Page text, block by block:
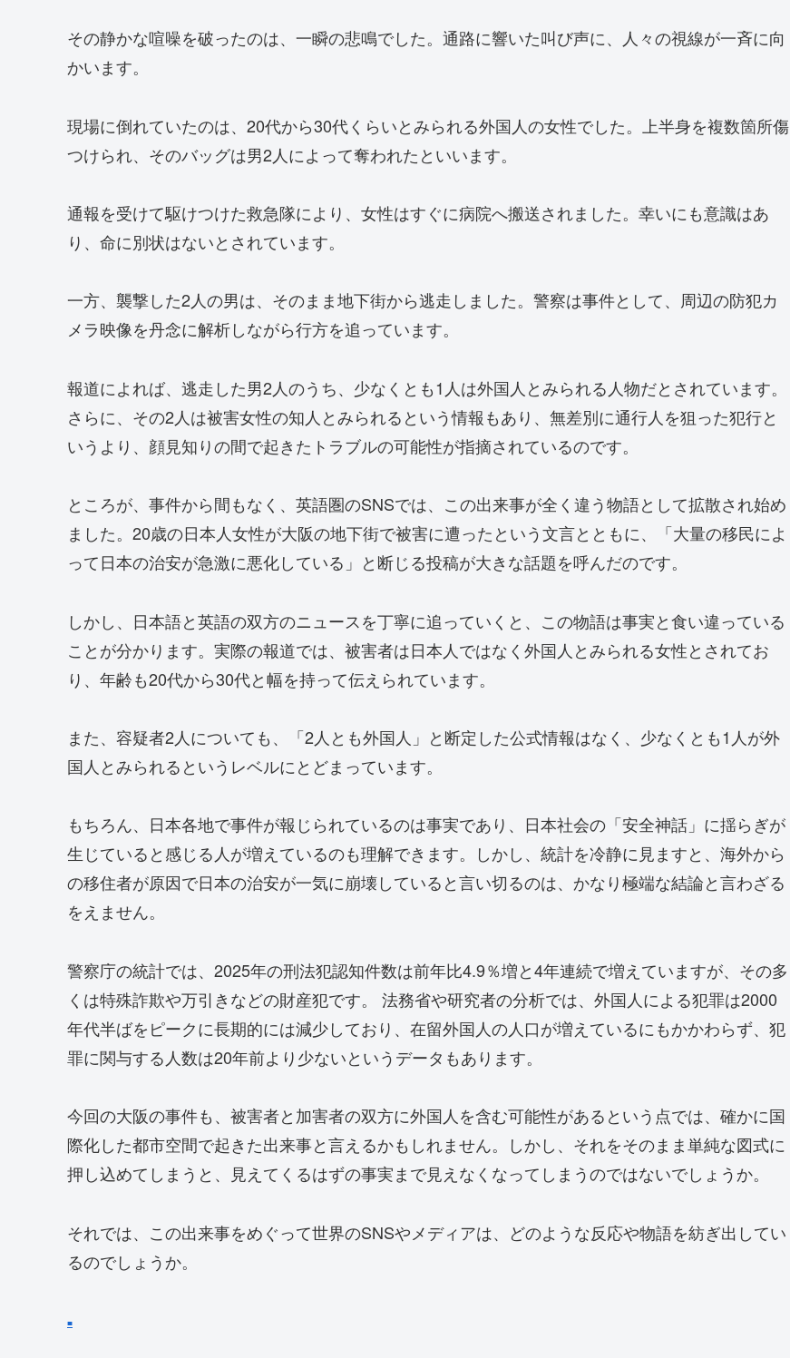
その静かな喧噪を破ったのは、一瞬の悲鳴でした。通路に響いた叫び声に、人々の視線が一斉に向
かいます。
現場に倒れていたのは、20代から30代くらいとみられる外国人の女性でした。上半身を複数箇所傷
つけられ、そのバッグは男2人によって奪われたといいます。
通報を受けて駆けつけた救急隊により、女性はすぐに病院へ搬送されました。幸いにも意識はあ
り、命に別状はないとされています。
一方、襲撃した2人の男は、そのまま地下街から逃走しました。警察は事件として、周辺の防犯カ
メラ映像を丹念に解析しながら行方を追っています。
報道によれば、逃走した男2人のうち、少なくとも1人は外国人とみられる人物だとされています。
さらに、その2人は被害女性の知人とみられるという情報もあり、無差別に通行人を狙った犯行と
いうより、顔見知りの間で起きたトラブルの可能性が指摘されているのです。
ところが、事件から間もなく、英語圏のSNSでは、この出来事が全く違う物語として拡散され始め
ました。20歳の日本人女性が大阪の地下街で被害に遭ったという文言とともに、「大量の移民によ
って日本の治安が急激に悪化している」と断じる投稿が大きな話題を呼んだのです。
しかし、日本語と英語の双方のニュースを丁寧に追っていくと、この物語は事実と食い違っている
ことが分かります。実際の報道では、被害者は日本人ではなく外国人とみられる女性とされてお
り、年齢も20代から30代と幅を持って伝えられています。
また、容疑者2人についても、「2人とも外国人」と断定した公式情報はなく、少なくとも1人が外
国人とみられるというレベルにとどまっています。
もちろん、日本各地で事件が報じられているのは事実であり、日本社会の「安全神話」に揺らぎが
生じていると感じる人が増えているのも理解できます。しかし、統計を冷静に見ますと、海外から
の移住者が原因で日本の治安が一気に崩壊していると言い切るのは、かなり極端な結論と言わざる
をえません。
警察庁の統計では、2025年の刑法犯認知件数は前年比4.9％増と4年連続で増えていますが、その多
くは特殊詐欺や万引きなどの財産犯です。 法務省や研究者の分析では、外国人による犯罪は2000
年代半ばをピークに長期的には減少しており、在留外国人の人口が増えているにもかかわらず、犯
罪に関与する人数は20年前より少ないというデータもあります。
今回の大阪の事件も、被害者と加害者の双方に外国人を含む可能性があるという点では、確かに国
際化した都市空間で起きた出来事と言えるかもしれません。しかし、それをそのまま単純な図式に
押し込めてしまうと、見えてくるはずの事実まで見えなくなってしまうのではないでしょうか。
それでは、この出来事をめぐって世界のSNSやメディアは、どのような反応や物語を紡ぎ出してい
るのでしょうか。
■